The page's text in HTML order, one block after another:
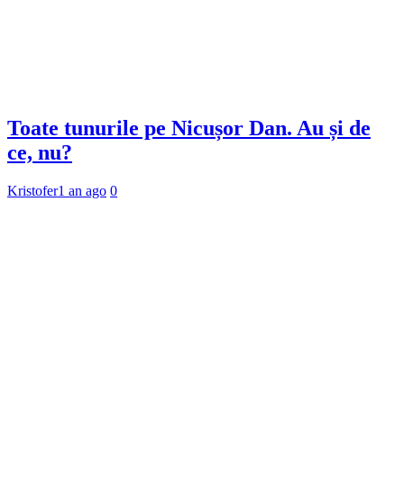
Toate tunurile pe Nicușor Dan. Au și de
ce, nu?
Kristofer1 an ago 0